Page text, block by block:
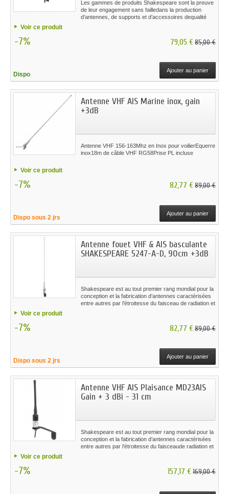
Les gammes de produits Shakespeare sont la preuve
de leur engagement sans failledans la production
d’antennes, de supports et d’accessoires dequalité
Voir ce produit
-7% 79,05 €85,00 €
Dispo
Ajouter au panier
Antenne VHF AIS Marine inox, gain
+3dB
Antenne VHF 156-163Mhz en Inox pour voilierEquerre
inox18m de câble VHF RG58Prise PL incluse
Voir ce produit
-7% 82,77 €89,00 €
Dispo sous 2 jrs
Ajouter au panier
Antenne fouet VHF & AIS basculante
SHAKESPEARE 5247-A-D, 90cm +3dB
Shakespeare est au tout premier rang mondial pour la
conception et la fabrication d’antennes caractérisées
entre autres par l’étroitesse du faisceau de radiation et
Voir ce produit
-7% 82,77 €89,00 €
Dispo sous 2 jrs
Ajouter au panier
Antenne VHF AIS Plaisance MD23AIS
Gain + 3 dBi - 31 cm
Shakespeare est au tout premier rang mondial pour la
conception et la fabrication d’antennes caractérisées
entre autres par l’étroitesse du faisceaude radiation et
Voir ce produit
-7% 157,17 €169,00 €